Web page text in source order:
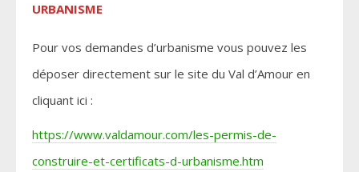
URBANISME
Pour vos demandes d’urbanisme vous pouvez les
déposer directement sur le site du Val d’Amour en
cliquant ici :
https://www.valdamour.com/les-permis-de-
construire-et-certificats-d-urbanisme.htm